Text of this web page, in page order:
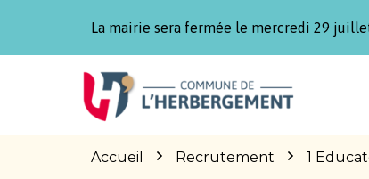
La mairie sera fermée le mercredi 29
Accueil Recrutement 1